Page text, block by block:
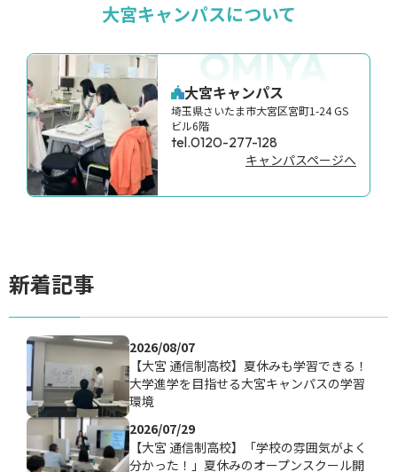
大宮キャンパスについて
OMIYA
大宮キャンパス
埼玉県さいたま市大宮区宮町1-24 GS
ビル6階
tel.0120-277-128
キャンパスページへ
新着記事
2026/08/07
【大宮 通信制高校】夏休みも学習できる！
大学進学を目指せる大宮キャンパスの学習
環境
2026/07/29
【大宮 通信制高校】「学校の雰囲気がよく
分かった！」夏休みのオープンスクール開